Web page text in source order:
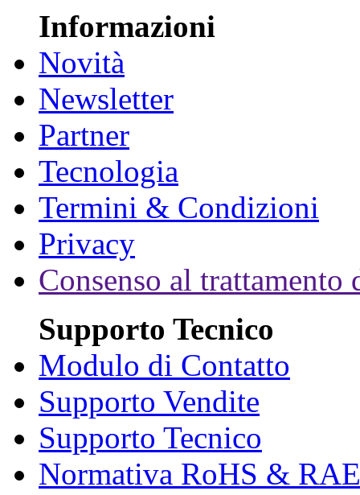
Informazioni
Novità
Newsletter
Partner
Tecnologia
Termini & Condizioni
Privacy
Consenso al trattamento
Supporto Tecnico
Modulo di Contatto
Supporto Vendite
Supporto Tecnico
Normativa RoHS &